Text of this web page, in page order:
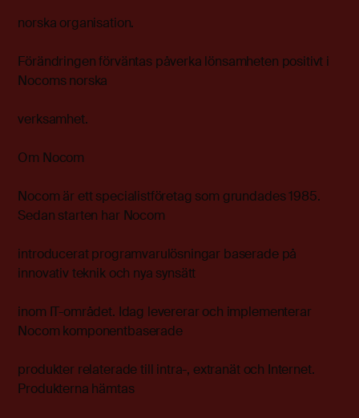
norska organisation.
Förändringen förväntas påverka lönsamheten positivt i
Nocoms norska
verksamhet.
Om Nocom
Nocom är ett specialistföretag som grundades 1985.
Sedan starten har Nocom
introducerat programvarulösningar baserade på
innovativ teknik och nya synsätt
inom IT-området. Idag levererar och implementerar
Nocom komponentbaserade
produkter relaterade till intra-, extranät och Internet.
Produkterna hämtas